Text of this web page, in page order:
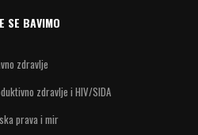
SE BAVIMO
zdravlje
zdravlje i HIV/SIDA
prava i mir